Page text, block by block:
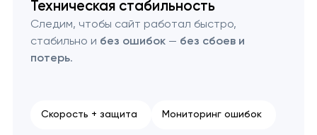
Техническая стабильность
Следим, чтобы сайт работал быстро,
стабильно и без ошибок— без сбоев и
потерь.
Скорость + защита Мониторинг ошибок